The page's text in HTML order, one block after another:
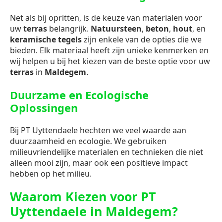
Net als bij opritten, is de keuze van materialen voor
uwterras belangrijk. Natuursteen, beton, hout, en
keramische tegelszijn enkele van de opties die we
bieden. Elk materiaal heeft zijn unieke kenmerken en
wij helpen u bij het kiezen van de beste optie voor uw
terras in Maldegem.
Duurzame en Ecologische
Oplossingen
Bij PT Uyttendaele hechten we veel waarde aan
duurzaamheid en ecologie. We gebruiken
milieuvriendelijke materialen en technieken die niet
alleen mooi zijn, maar ook een positieve impact
hebben op het milieu.
Waarom Kiezen voor PT
Uyttendaele in Maldegem?